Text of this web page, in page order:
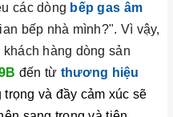
các dòng bếp gas âm
bếp nhà mình?". Vì vậy,
hàng dòng sản
đến từ thương hiệu
và đầy cảm xúc sẽ